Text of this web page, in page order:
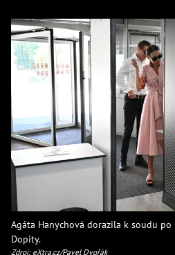
Agáta Hanychová dorazila k soudu
Dopity.
Zdroj: eXtra.cz/Pavel Dvořák